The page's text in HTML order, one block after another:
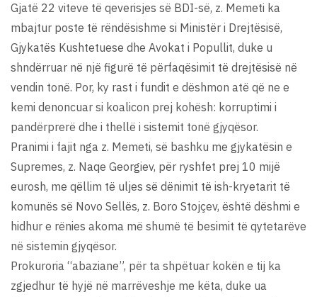
Gjatë 22 viteve të qeverisjes së BDI-së, z. Memeti ka
mbajtur poste të rëndësishme si Ministër i Drejtësisë,
Gjykatës Kushtetuese dhe Avokat i Popullit, duke u
shndërruar në një figurë të përfaqësimit të drejtësisë në
vendin tonë. Por, ky rast i fundit e dëshmon atë që ne e
kemi denoncuar si koalicon prej kohësh: korruptimi i
pandërprerë dhe i thellë i sistemit tonë gjyqësor.
Pranimi i fajit nga z. Memeti, së bashku me gjykatësin e
Supremes, z. Naqe Georgiev, për ryshfet prej 10 mijë
eurosh, me qëllim të uljes së dënimit të ish-kryetarit të
komunës së Novo Sellës, z. Boro Stojçev, është dëshmi e
hidhur e rënies akoma më shumë të besimit të qytetarëve
në sistemin gjyqësor.
Prokuroria “abaziane”, për ta shpëtuar kokën e tij ka
zgjedhur të hyjë në marrëveshje me këta, duke ua